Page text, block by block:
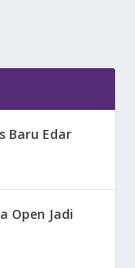
Baru Edar
Open Jadi